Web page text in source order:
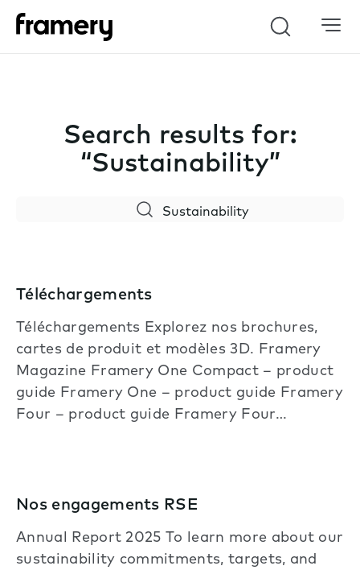
Search
Search results for:
“Sustainability”
Téléchargements
Téléchargements Explorez nos brochures,
cartes de produit et modèles 3D. Framery
Magazine Framery One Compact – product
guide Framery One – product guide Framery
Four – product guide Framery Four…
Nos engagements RSE
Annual Report 2025 To learn more about our
sustainability commitments, targets, and